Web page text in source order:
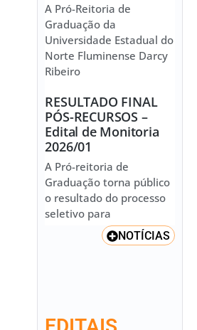
A Pró-Reitoria de
Graduação da
Universidade Estadual do
Norte Fluminense Darcy
Ribeiro
RESULTADO FINAL
PÓS-RECURSOS –
Edital de Monitoria
2026/01
A Pró-reitoria de
Graduação torna público
o resultado do processo
seletivo para
NOTÍCIAS